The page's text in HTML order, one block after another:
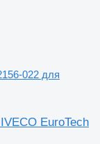
022 для
EuroTech